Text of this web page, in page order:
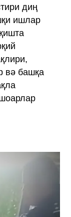
диң
ишлар
вә башқа